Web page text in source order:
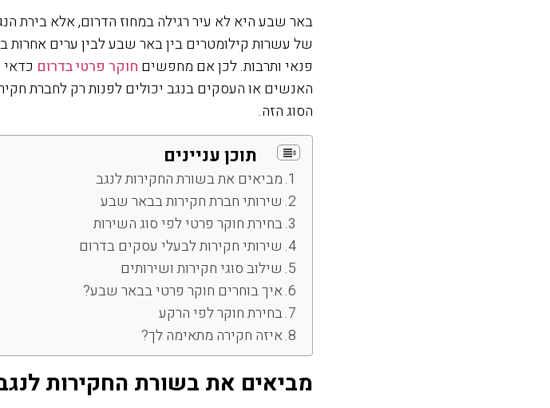
באר שבע היא לא עיר רגילה במחוז הדרום, אלא בירת
של עשרות קילומטרים בין באר שבע לבין ערים אחרות
פנאי ותרבות. לכן אם מחפשים חוקר פרטי בדרום
האנשים או העסקים בנגב יכולים לפנות רק לחברת
הסוג הזה.
תוכן עניינים
מביאים את בשורת החקירות לנגב
שירותי חברת חקירות בבאר שבע
בחירת חוקר פרטי לפי סוג השירות
שירותי חקירות לבעלי עסקים בדרום
שילוב סוגי חקירות ושירותים
איך בוחרים חוקר פרטי בבאר שבע?
בחירת חוקר לפי הרקע
איזה חקירה מתאימה לך?
מביאים את בשורת החקירות